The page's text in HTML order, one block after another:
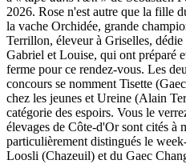
2026. Rose n'est autre que la fille
la vache Orchidée, grande
Terrillon, éleveur à Griselles, dédie
Gabriel et Louise, qui ont préparé
ferme pour ce rendez-vous. Les
concours se nomment Tisette
chez les jeunes et Ureine (Alain
catégorie des espoirs. Vous le
élevages de Côte-d'Or sont cités à
particulièrement distingués le
Loosli (Chazeuil) et du Gaec